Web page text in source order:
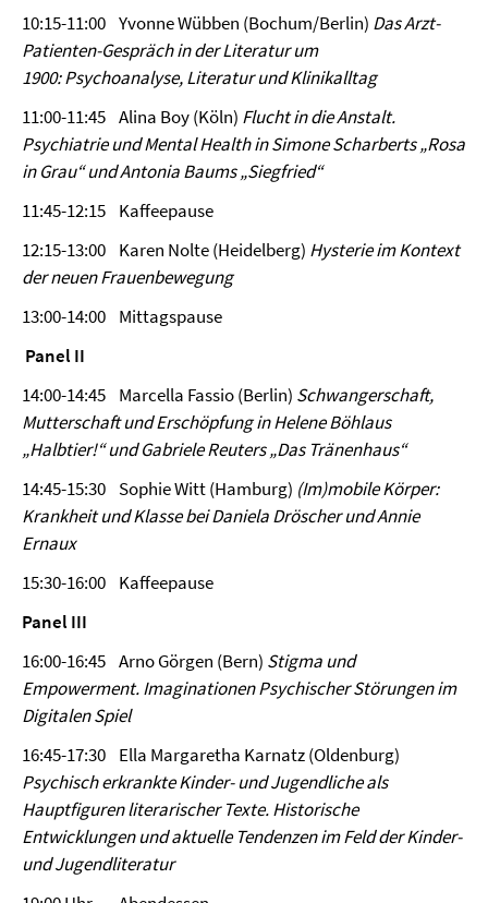
10:15-11:00 Yvonne Wübben (Bochum/Berlin) Das Arzt-
Patienten-Gespräch in der Literatur um
1900: Psychoanalyse, Literatur und Klinikalltag
11:00-11:45 Alina Boy (Köln) Flucht in die Anstalt.
Psychiatrie und Mental Health in Simone Scharberts „Rosa
in Grau“ und Antonia Baums „Siegfried“
11:45-12:15 Kaffeepause
12:15-13:00 Karen Nolte (Heidelberg) Hysterie im Kontext
der neuen Frauenbewegung
13:00-14:00 Mittagspause
Panel II
14:00-14:45 Marcella Fassio (Berlin) Schwangerschaft,
Mutterschaft und Erschöpfung in Helene Böhlaus
„Halbtier!“ und Gabriele Reuters „Das Tränenhaus“
14:45-15:30 Sophie Witt (Hamburg) (Im)mobile Körper:
Krankheit und Klasse bei Daniela Dröscher und Annie
Ernaux
15:30-16:00 Kaffeepause
Panel III
16:00-16:45 Arno Görgen (Bern) Stigma und
Empowerment. Imaginationen Psychischer Störungen im
Digitalen Spiel
16:45-17:30 Ella Margaretha Karnatz (Oldenburg)
Psychisch erkrankte Kinder- und Jugendliche als
Hauptfiguren literarischer Texte. Historische
Entwicklungen und aktuelle Tendenzen im Feld der Kinder-
und Jugendliteratur